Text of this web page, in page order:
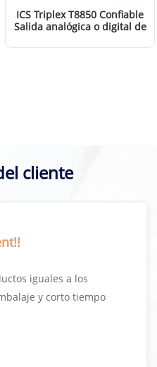
ICS Triplex T8850 Confiable
Salida analógica o digital de
LEER MÁS
cliente
iguales a los
y corto tiempo